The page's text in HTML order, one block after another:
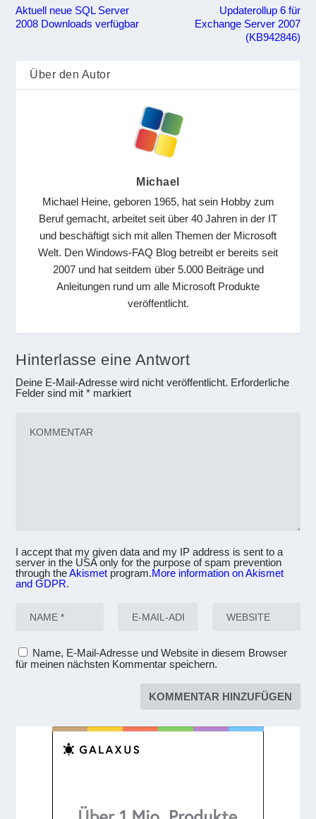
Aktuell neue SQL Server
2008 Downloads verfügbar
Updaterollup 6 für
Exchange Server 2007
(KB942846)
Über den Autor
Michael
Michael Heine, geboren 1965, hat sein Hobby zum
Beruf gemacht, arbeitet seit über 40 Jahren in der IT
und beschäftigt sich mit allen Themen der Microsoft
Welt. Den Windows-FAQ Blog betreibt er bereits seit
2007 und hat seitdem über 5.000 Beiträge und
Anleitungen rund um alle Microsoft Produkte
veröffentlicht.
Hinterlasse eine Antwort
Deine E-Mail-Adresse wird nicht veröffentlicht. Erforderliche
Felder sind mit* markiert
I accept that my given data and my IP address is sent to a
server in the USA only for the purpose of spam prevention
through theAkismet program.More information on Akismet
and GDPR.
Name, E-Mail-Adresse und Website in diesem Browser
für meinen nächsten Kommentar speichern.